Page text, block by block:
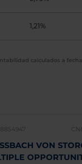
1,21%
calculados a fecha
VON